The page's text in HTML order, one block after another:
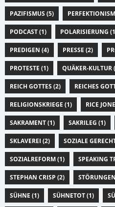
PAZIFISMUS (5)
PODCAST (1) POLARISIERUNG
PREDIGEN (4) PRESSE (2)
PROTESTE (1) QUÄKER-KULTUR
REICH GOTTES (2) REICHES
RELIGIONSKRIEGE (1) RICE
SAKRAMENT (1) SAKRILEG (1)
SKLAVEREI (2) SOZIALE
SOZIALREFORM (1) SPEAKING
STEPHAN CRISP (2)
SÜHNE (1) SÜHNETOT (1)